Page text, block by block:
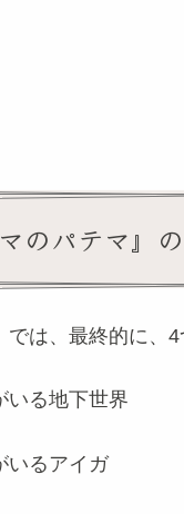
のパテマ』
では、最終的に、
いる地下世界
いるアイガ